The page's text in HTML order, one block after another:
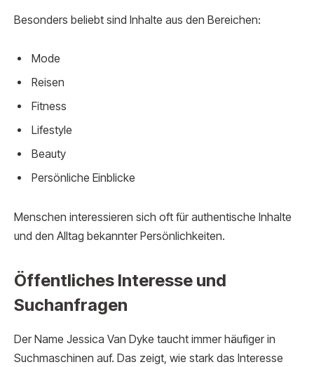
Besonders beliebt sind Inhalte aus den Bereichen:
Mode
Reisen
Fitness
Lifestyle
Beauty
Persönliche Einblicke
Menschen interessieren sich oft für authentische Inhalte
und den Alltag bekannter Persönlichkeiten.
Öffentliches Interesse und
Suchanfragen
Der Name Jessica Van Dyke taucht immer häufiger in
Suchmaschinen auf. Das zeigt, wie stark das Interesse